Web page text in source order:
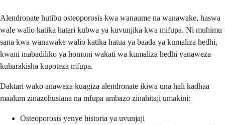
Alendronate hutibu osteoporosis kwa wanaume na wanawake, haswa
wale walio katika hatari kubwa ya kuvunjika kwa mifupa. Ni muhimu
sana kwa wanawake walio katika hatua ya baada ya kumaliza hedhi,
kwani mabadiliko ya homoni wakati wa kumaliza hedhi yanaweza
kuharakisha kupoteza mfupa.
Daktari wako anaweza kuagiza alendronate ikiwa una hali kadhaa
maalum zinazohusiana na mfupa ambazo zinahitaji umakini:
Osteoporosis yenye historia ya uvunjaji